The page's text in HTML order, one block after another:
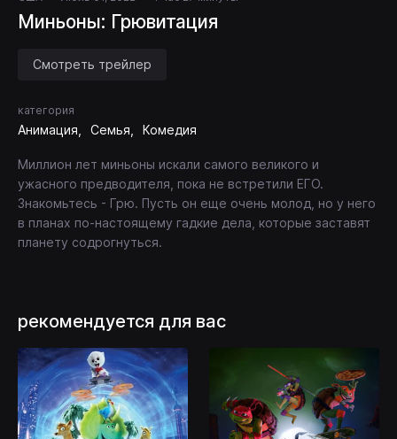
Миньоны: Грювитация
Смотреть трейлер
категория
Анимация Семья Комедия
Миллион лет миньоны искали самого великого и
ужасного предводителя, пока не встретили ЕГО.
Знакомьтесь - Грю. Пусть он еще очень молод, но у него
в планах по-настоящему гадкие дела, которые заставят
планету содрогнуться.
рекомендуется для вас